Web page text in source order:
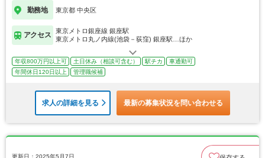
勤務地 東京都 中央区
アクセス
東京メトロ銀座線 銀座駅
東京メトロ丸ノ内線(池袋－荻窪) 銀座駅…ほか
年収800万円以上可 土日休み（相談可含む） 駅チカ
車通勤可
年間休日120日以上
管理職候補
求人の詳細を見る 最新の募集状況を問い合わせる
更新日：2025年5月7日